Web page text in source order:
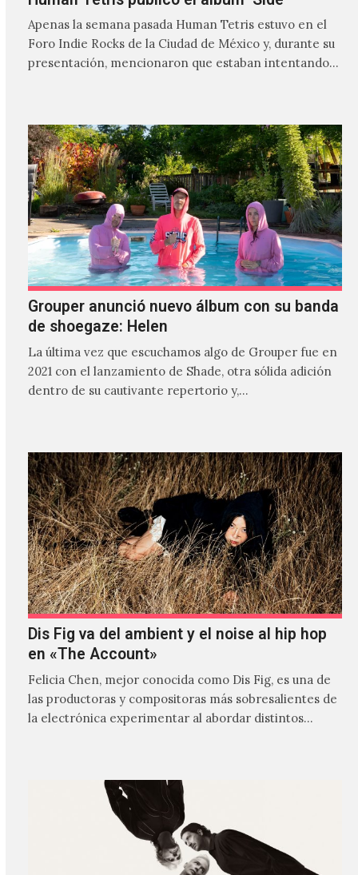
Apenas la semana pasada Human Tetris estuvo en el
Foro Indie Rocks de la Ciudad de México y, durante su
presentación, mencionaron que estaban intentando…
Grouper anunció nuevo álbum con su banda
de shoegaze: Helen
La última vez que escuchamos algo de Grouper fue en
2021 con el lanzamiento de Shade, otra sólida adición
dentro de su cautivante repertorio y,…
Dis Fig va del ambient y el noise al hip hop
en «The Account»
Felicia Chen, mejor conocida como Dis Fig, es una de
las productoras y compositoras más sobresalientes de
la electrónica experimentar al abordar distintos